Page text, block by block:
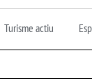
Turisme actiu